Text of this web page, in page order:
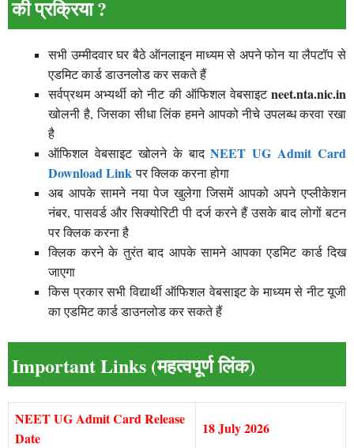
की प्रक्रिया ?
सभी उम्मीदवार घर बैठे ऑनलाइन माध्यम से अपने फोन या लैपटॉप से
एडमिट कार्ड डाउनलोड कर सकते हैं
सर्वप्रथम अभ्यर्थी को नीट की ऑफिशल वेबसाइटneet.nta.nic.in
खोलनी है, जिसका सीधा लिंक हमने आपको नीचे उपलब्ध करवा रखा
है
ऑफिशल वेबसाइट खोलने के बादNEET UG Admit Card
Download Linkपर क्लिक करना होगा
अब आपके सामने नया पेज खुलेगा जिसमें आपको अपने एप्लीकेशन
नंबर, पासवर्ड और सिक्योरिटी पी दर्ज करने हैं उसके बाद लोगों बटन
पर क्लिक करना है
क्लिक करने के तुरंत बाद आपके सामने आपका एडमिट कार्ड दिख
जाएगा
किस प्रकार सभी विद्यार्थी ऑफिशल वेबसाइट के माध्यम से नीट यूजी
का एडमिट कार्ड डाउनलोड कर सकते हैं
Important Links (महत्वपूर्ण लिंक)
NEET UG Admit Card Release
Date
18 July 2026